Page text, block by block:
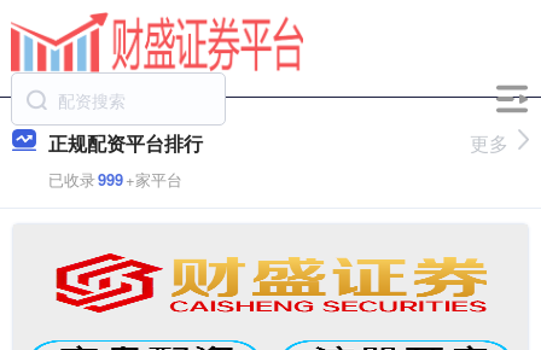
正规配资平台排行
已收录999+家平台
更多